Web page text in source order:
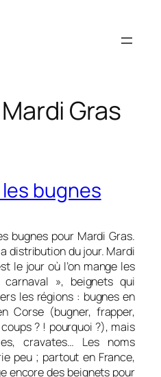
Mardi Gras
bugnes
bugnes pour Mardi Gras.
distribution du jour. Mardi
le jour où l’on mange les
», beignets qui
les régions : bugnes en
Corse (bugner, frapper,
? ! pourquoi ?), mais
cravates… Les noms
peu ; partout en France,
encore des beignets pour